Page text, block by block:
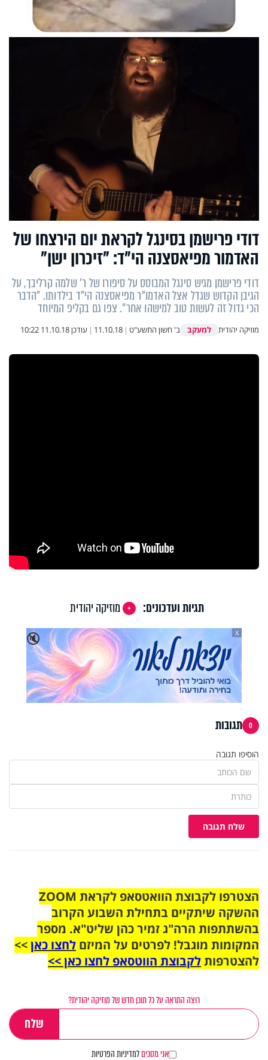
דודי פרישמן בסינגל לקראת יום הירצחו של
האדמור מפיאסצנה הי"ד: "זיכרון ישן"
דודי פרישמן מגיש סינגל המבוסס על סיפורו של ר' שלמה קרליבך, על
הגיבן הקדוש שגדל אצל האדמו"ר מפיאסצנה הי"ד בילדותו. "הדבר
הכי גדול זה לעשות טוב למישהו אחר". צפו גם בקליפ המיוחד
מוזיקה יהודית למעקב ב' חשון התשע"ט |
11.10.18
| עודכן11.10.18 10:22
תגיות ועדכונים:
מוזיקה יהודית
🔇
X
0 תגובות
הוסיפו תגובה
שלח תגובה
הצטרפו לקבוצת הוואטסאפ לקראת ZOOM
ההשקה שיתקיים בתחילת השבוע הקרוב
בהשתתפות הרה"ג זמיר כהן שליט"א. מספר
המקומות מוגבל! לפרטים על המיזם לחצו כאן>>
להצטרפותלקבוצת הווטסאפ לחצו כאן >>
רוצה התראה על כל תוכן חדש של מוזיקה יהודית?
אני מסכיםלמדיניות הפרטיות